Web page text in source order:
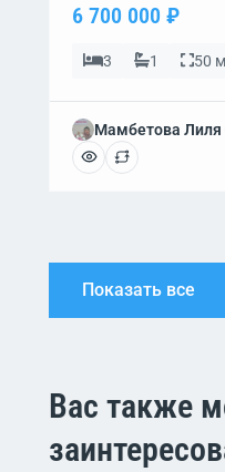
6 700 000 ₽
3 1 50
Мамбетова
Показать все
Вас также